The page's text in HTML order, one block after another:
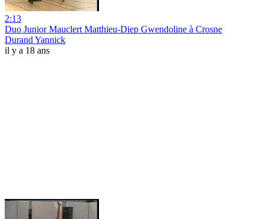
2:13
Duo Junior Mauclert Matthieu-Diep Gwendoline à Crosne
Durand Yannick
il y a 18 ans